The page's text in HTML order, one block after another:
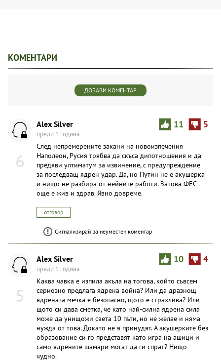
КОМЕНТАРИ
ДОБАВИ КОМЕНТАР
6
11 5
Alex Silver
преди 1 година
След непремерените закани на новоизпечения
Наполеон, Русия трябва да скъса дипотношения и да
предяви ултиматум за извинение, с предупреждение
за последващ ядрен удар. Да, но Путин не е акушерка
и нищо не разбира от нейните работи. Затова ФЕС
още е жив и здрав. Явно довреме.
отговор
Сигнализирай за неуместен коментар
5
10 4
Alex Silver
преди 1 година
Каква чавка е изпила акъла на тогова, който съвсем
сериозно предлага ядрена война? Или да дразнощ
ядрената мечка е безопасно, щото е страхлива? Или
щото си дава сметка, че като най-силна ядрена сила
може да унищожи света 10 пъти, но не желае и няма
нужда от това. Докато не я принудят. А акушерките без
образование си го представят като игра на ашици и
само ядрените шамари могат да ги спрат? Нищо
чудно.